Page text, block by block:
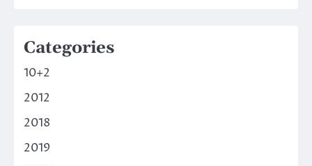
Categories
10+2
2012
2018
2019